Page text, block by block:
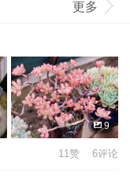
更多
9
11赞 6评论